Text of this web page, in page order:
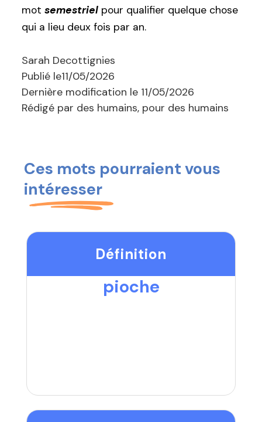
mot semestriel pour qualifier quelque chose
qui a lieu deux fois par an.
Sarah Decottignies
Publié le11/05/2026
Dernière modification le 11/05/2026
Rédigé par des humains, pour des humains
Ces mots pourraient vous
intéresser
Définition
pioche